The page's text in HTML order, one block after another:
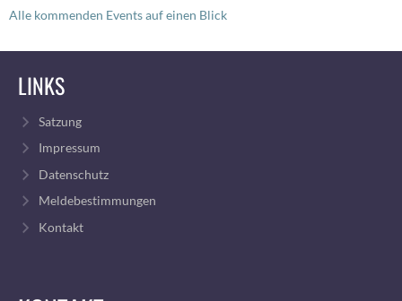
Alle kommenden Events auf einen Blick
LINKS
Satzung
Impressum
Datenschutz
Meldebestimmungen
Kontakt